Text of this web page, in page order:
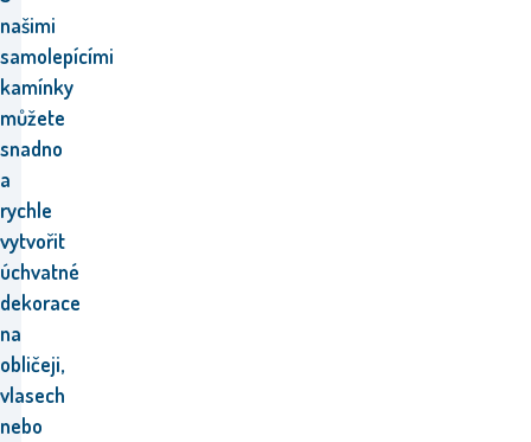
našimi
samolepícími
kamínky
můžete
snadno
a
rychle
vytvořit
úchvatné
dekorace
na
obličeji,
vlasech
nebo